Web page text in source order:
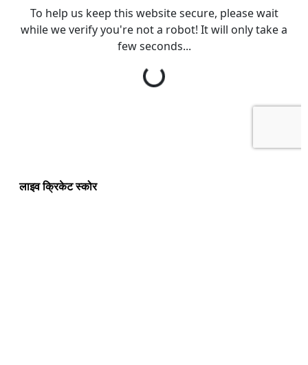
लाइव क्रिकेट स्कोर